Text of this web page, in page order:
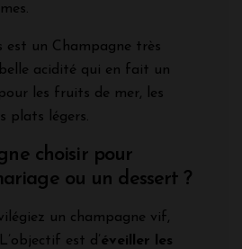
est un Champagne très
acidité qui en fait un
les fruits de mer, les
plats légers.
choisir pour
ou un dessert ?
un champagne vif,
est d’éveiller les